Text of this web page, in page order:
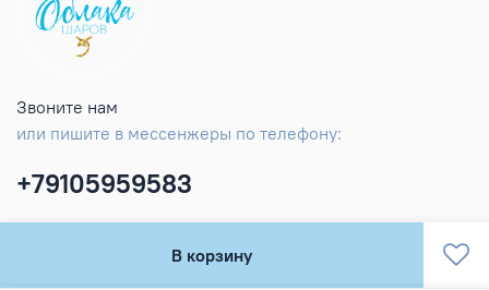
В корзину
Звоните нам
или пишите в мессенжеры по телефону:
+79105959583